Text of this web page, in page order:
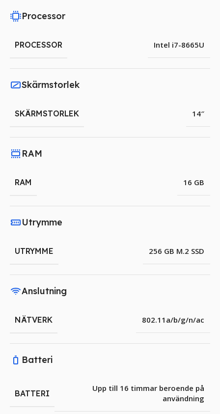
Processor
PROCESSOR Intel i7-8665U
Skärmstorlek
SKÄRMSTORLEK 14″
RAM
RAM 16 GB
Utrymme
UTRYMME 256 GB M.2 SSD
Anslutning
NÄTVERK 802.11a/b/g/n/ac
Batteri
BATTERI
Upp till 16 timmar beroende på
användning